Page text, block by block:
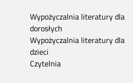
Wypożyczalnia literatury dla
dorosłych
Wypożyczalnia literatury dla
dzieci
Czytelnia